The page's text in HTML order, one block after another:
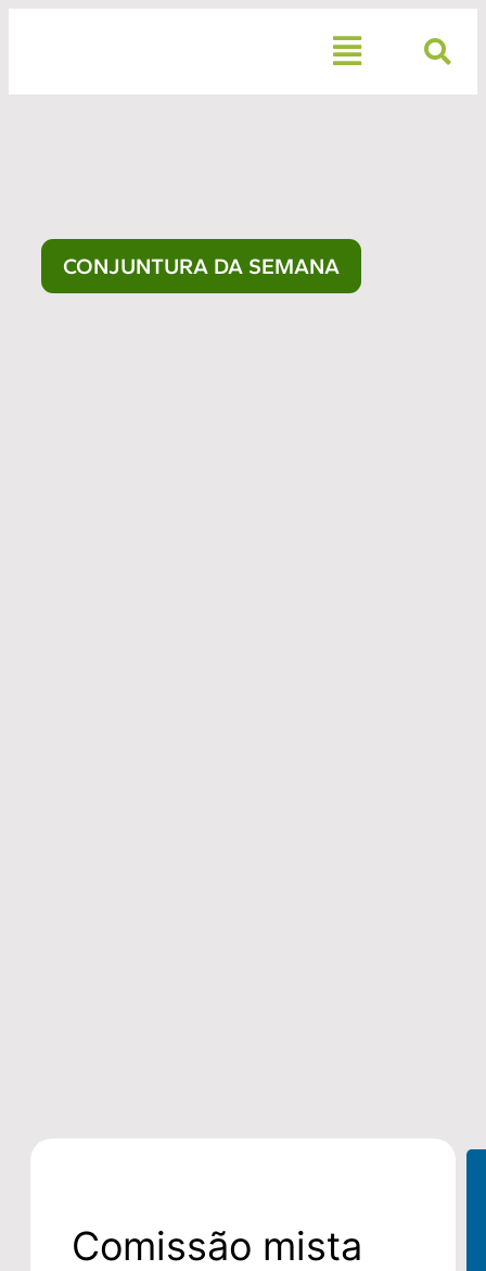
CONJUNTURA DA SEMANA
Comissão mista